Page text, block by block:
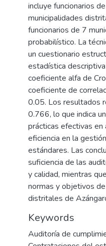
incluye funcionarios
municipalidades
funcionarios de 7
probabilístico. La
un cuestionario
estadística
coeficiente alfa de
coeficiente de
0.05. Los resultados
0.766, lo que indica
prácticas efectivas
eficiencia en la
estándares. Las
suficiencia de las
y calidad, mientras
normas y objetivos
distritales de
Keywords
Auditoría de